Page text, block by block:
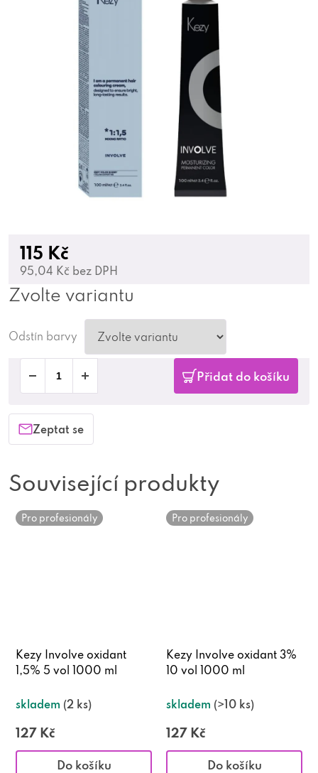
115 Kč
95,04 Kč bez DPH
Zvolte variantu
Odstín barvy
Přidat do košíku
Zeptat se
Související produkty
Pro profesionály
Kezy Involve oxidant
1,5% 5 vol 1000 ml
skladem (2 ks)
127 Kč
Do košíku
Pro profesionály
Kezy Involve oxidant 3%
10 vol 1000 ml
skladem (>10 ks)
127 Kč
Do košíku